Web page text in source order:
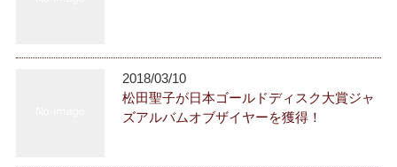
2018/03/10
松田聖子が日本ゴールドディスク大賞ジャ
ズアルバムオブザイヤーを獲得！